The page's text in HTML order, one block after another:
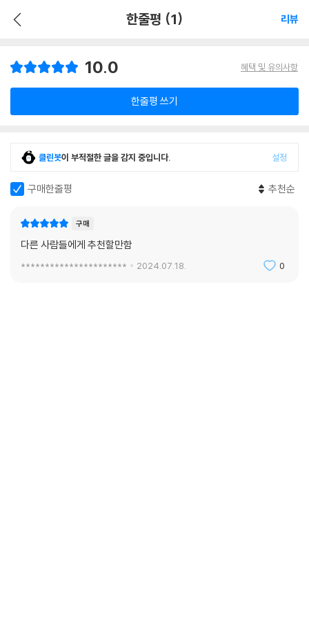
한줄평 (1) 리뷰
10.0 혜택 및 유의사항
한줄평 쓰기
클린봇이 부적절한 글을 감지 중입니다. 설정
구매한줄평 추천순
구매
다른 사람들에게 추천할만함
********************** 2024.07.18. 0